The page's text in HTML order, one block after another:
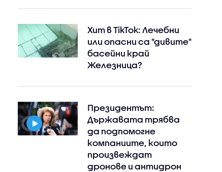
Хит в TikTok: Лечебни
или опасни са "дивите"
басейни край
Железница?
Президентът:
Държавата трябва
да подпомогне
компаниите, които
произвеждат
дронове и антидрон